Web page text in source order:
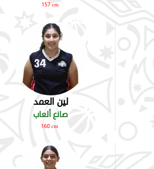
157 cm
لين العمد
صانع ألعاب
160 cm